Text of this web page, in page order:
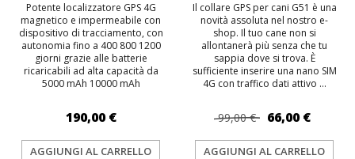
Potente localizzatore GPS 4G
magnetico e impermeabile con
dispositivo di tracciamento, con
autonomia fino a 400 800 1200
giorni grazie alle batterie
ricaricabili ad alta capacità da
5000 mAh 10000 mAh
190,00 €
AGGIUNGI AL CARRELLO
Il collare GPS per cani G51 è una
novità assoluta nel nostro e-
shop. Il tuo cane non si
allontanerà più senza che tu
sappia dove si trova. È
sufficiente inserire una nano SIM
4G con traffico dati attivo ...
99,00 € 66,00 €
AGGIUNGI AL CARRELLO